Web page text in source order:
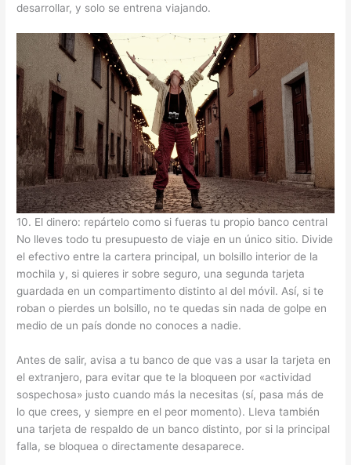
desarrollar, y solo se entrena viajando.
10. El dinero: repártelo como si fueras tu propio banco central
No lleves todo tu presupuesto de viaje en un único sitio. Divide
el efectivo entre la cartera principal, un bolsillo interior de la
mochila y, si quieres ir sobre seguro, una segunda tarjeta
guardada en un compartimento distinto al del móvil. Así, si te
roban o pierdes un bolsillo, no te quedas sin nada de golpe en
medio de un país donde no conoces a nadie.
Antes de salir, avisa a tu banco de que vas a usar la tarjeta en
el extranjero, para evitar que te la bloqueen por «actividad
sospechosa» justo cuando más la necesitas (sí, pasa más de
lo que crees, y siempre en el peor momento). Lleva también
una tarjeta de respaldo de un banco distinto, por si la principal
falla, se bloquea o directamente desaparece.